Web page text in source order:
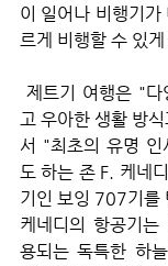
이 일어나 비행기
르게 비행할 수 있
고 우아한 생활 방
서 "최초의 유명 인
도 하는 존 F. 케네
기인 보잉 707기를
케네디의 항공기
용되는 독특한 하